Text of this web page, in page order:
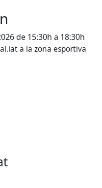
de 15:30h a 18:30h
a la zona esportiva